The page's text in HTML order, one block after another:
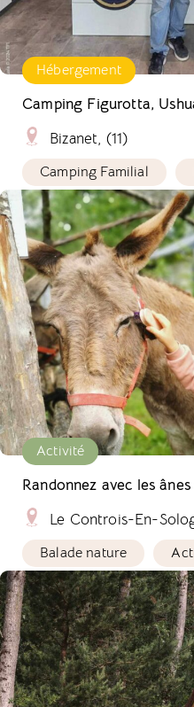
Hébergement
Camping Figurotta,
Bizanet, (11)
Camping Familial
Activité
Randonnez avec les
Le Controis-En-
Balade nature
Randonnez avec les ânes de
L'Heureux Hasard,